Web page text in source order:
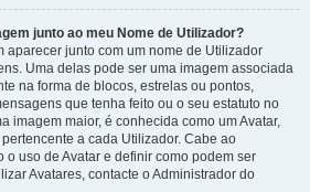
junto ao meu Nome de Utilizador?
aparecer junto com um nome de Utilizador
Uma delas pode ser uma imagem associada
na forma de blocos, estrelas ou pontos,
que tenha feito ou o seu estatuto no
imagem maior, é conhecida como um Avatar,
a cada Utilizador. Cabe ao
o uso de Avatar e definir como podem ser
Avatares, contacte o Administrador do